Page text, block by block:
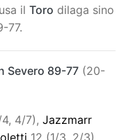
il Toro dilaga sino
77.
Severo 89-77 (20-
4/7), Jazzmarr
12 (1/3, 2/3),